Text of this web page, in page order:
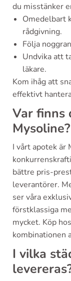
du misstänker
Omedelbart
rådgivning.
Följa
Undvika att
läkare.
Kom ihåg att
effektivt
Var finns
Mysoline?
I vårt apotek
bättre pris-
leverantörer.
ser våra
förstklassiga
mycket. Köp
kombinationen
I vilka